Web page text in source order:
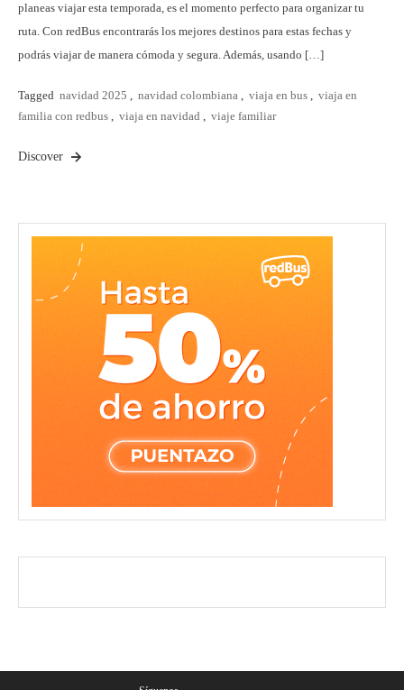
planeas viajar esta temporada, es el momento perfecto para organizar tu
ruta. Con redBus encontrarás los mejores destinos para estas fechas y
podrás viajar de manera cómoda y segura. Además, usando […]
Tagged navidad 2025 , navidad colombiana , viaja en bus , viaja en
familia con redbus , viaja en navidad , viaje familiar
Discover